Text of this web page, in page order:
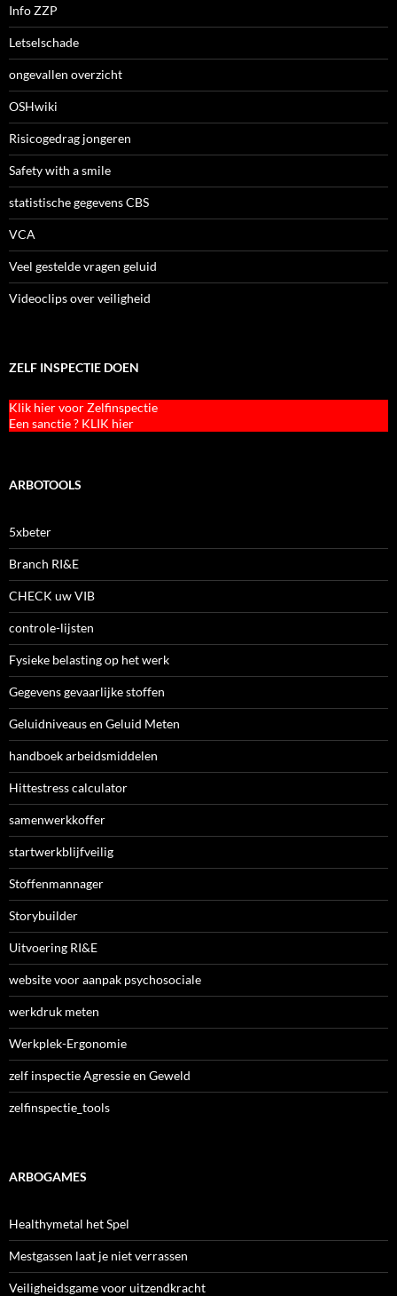
Info ZZP
Letselschade
ongevallen overzicht
OSHwiki
Risicogedrag jongeren
Safety with a smile
statistische gegevens CBS
VCA
Veel gestelde vragen geluid
Videoclips over veiligheid
ZELF INSPECTIE DOEN
Klik hier voor Zelfinspectie
Een sanctie ? KLIK hier
ARBOTOOLS
5xbeter
Branch RI&E
CHECK uw VIB
controle-lijsten
Fysieke belasting op het werk
Gegevens gevaarlijke stoffen
Geluidniveaus en Geluid Meten
handboek arbeidsmiddelen
Hittestress calculator
samenwerkkoffer
startwerkblijfveilig
Stoffenmannager
Storybuilder
Uitvoering RI&E
website voor aanpak psychosociale
werkdruk meten
Werkplek-Ergonomie
zelf inspectie Agressie en Geweld
zelfinspectie_tools
ARBOGAMES
Healthymetal het Spel
Mestgassen laat je niet verrassen
Veiligheidsgame voor uitzendkracht